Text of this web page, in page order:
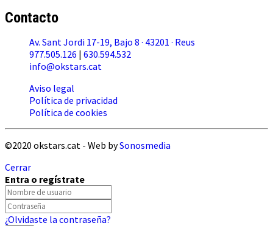
Contacto
Av. Sant Jordi 17-19, Bajo 8 · 43201 · Reus
977.505.126 | 630.594.532
info@okstars.cat
Aviso legal
Política de privacidad
Política de cookies
©2020 okstars.cat - Web bySonosmedia
Cerrar
Entra o regístrate
¿Olvidaste la contraseña?